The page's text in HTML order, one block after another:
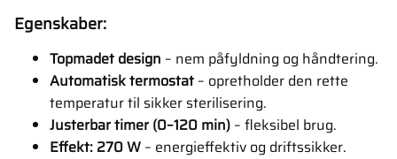
Egenskaber:
Topmadet design – nem påfyldning og håndtering.
Automatisk termostat – opretholder den rette
temperatur til sikker sterilisering.
Justerbar timer (0–120 min) – fleksibel brug.
Effekt: 270 W – energieffektiv og driftssikker.